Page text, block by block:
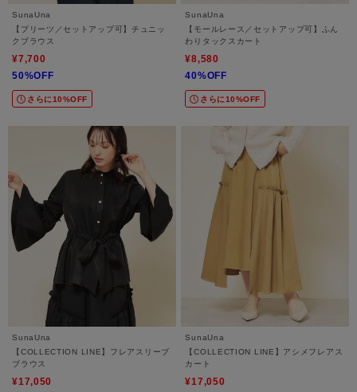
SunaUna
【プリーツ／セットアップ可】チュニッ
クブラウス
¥7,700
50%OFF
さらに10%OFF
SunaUna
【モールレース／セットアップ可】ふん
わりタックスカート
¥8,580
40%OFF
さらに10%OFF
SunaUna
【COLLECTION LINE】フレアスリーブ
ブラウス
¥17,050
SunaUna
【COLLECTION LINE】アシメフレアス
カート
¥17,050